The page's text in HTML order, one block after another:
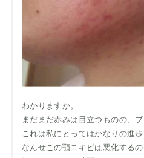
わかりますか。
まだまだ赤みは目立つものの、
これは私にとってはかなりの進歩
なんせこの顎ニキビは悪化する